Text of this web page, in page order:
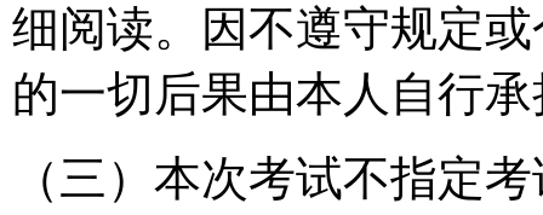
细阅读。因不遵守规定
的一切后果由本人自行
（三）本次考试不指定